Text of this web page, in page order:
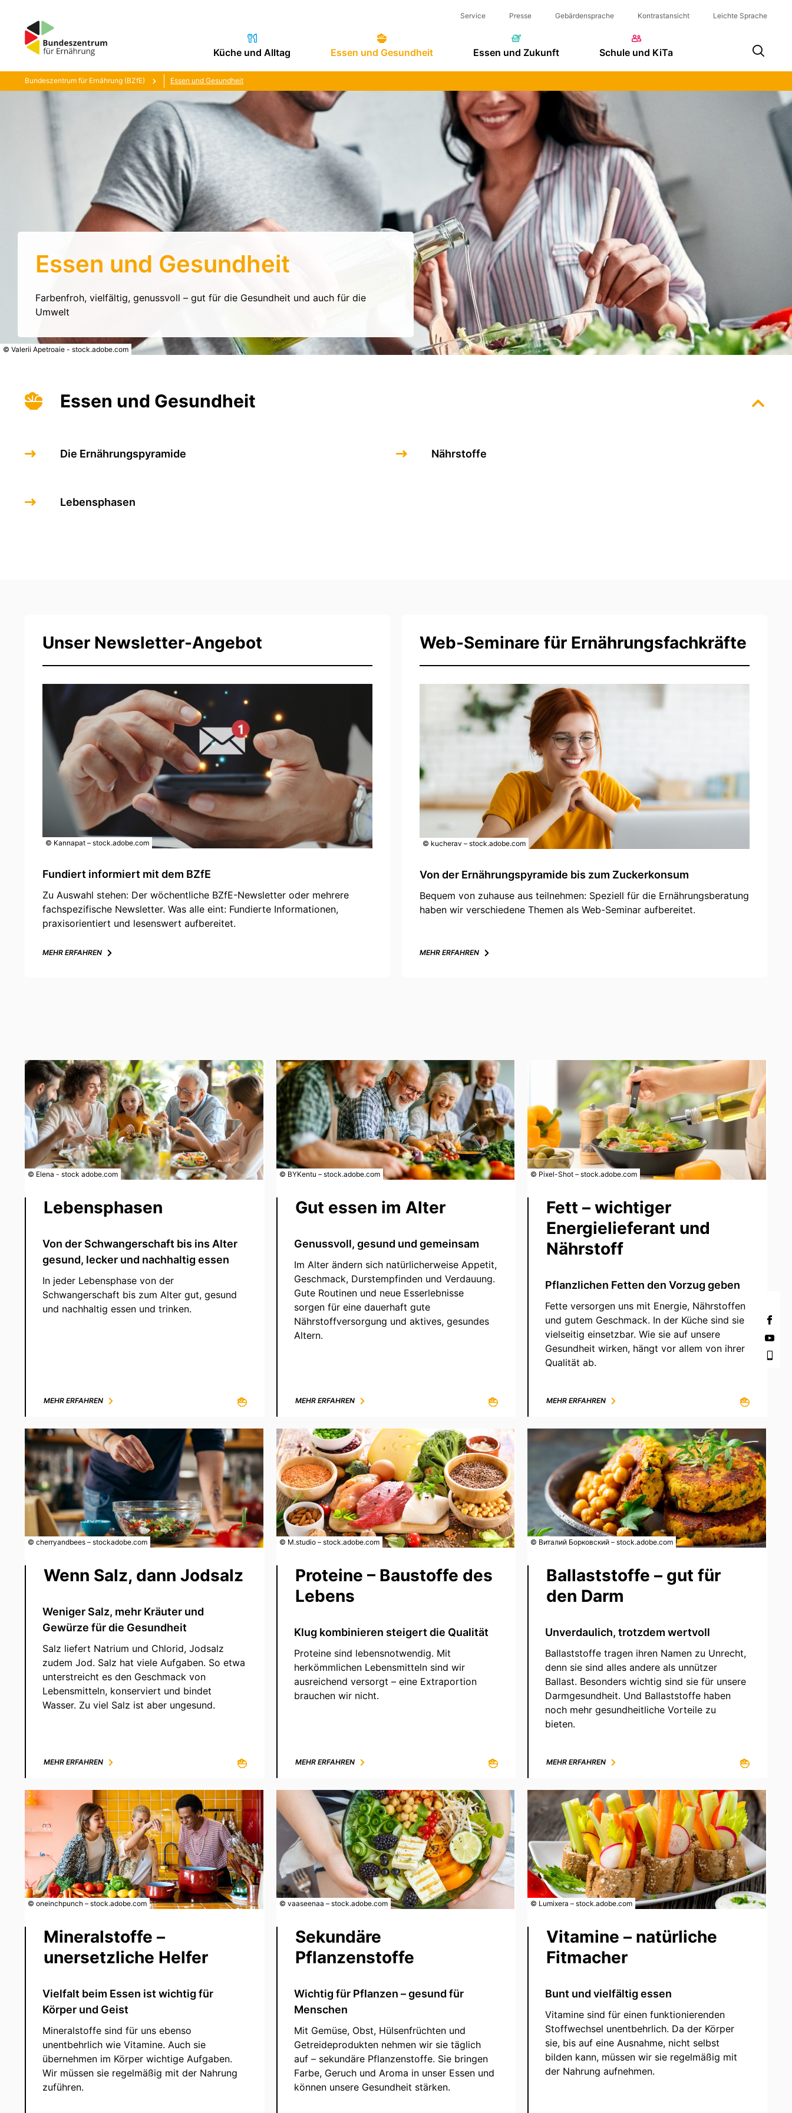
Service Presse Gebärdensprache Kontrastansicht Leichte Sprache
Küche und Alltag Essen und Gesundheit Essen und Zukunft Schule und KiTa
Bundeszentrum für Ernährung (BZfE) Essen und Gesundheit
Essen und Gesundheit
Farbenfroh, vielfältig, genussvoll – gut für die Gesundheit und auch für die
Umwelt
© Valerii Apetroaie - stock.adobe.com
Essen und Gesundheit
Die Ernährungspyramide Nährstoffe
Lebensphasen
© Kannapat – stock.adobe.com
Unser Newsletter-Angebot
Fundiert informiert mit dem BZfE
Zu Auswahl stehen: Der wöchentliche BZfE-Newsletter oder mehrere
fachspezifische Newsletter. Was alle eint: Fundierte Informationen,
praxisorientiert und lesenswert aufbereitet.
MEHR ERFAHREN
© kucherav – stock.adobe.com
Web-Seminare für Ernährungsfachkräfte
Von der Ernährungspyramide bis zum Zuckerkonsum
Bequem von zuhause aus teilnehmen: Speziell für die Ernährungsberatung
haben wir verschiedene Themen als Web-Seminar aufbereitet.
MEHR ERFAHREN
© Elena - stock adobe.com
Lebensphasen
Von der Schwangerschaft bis ins Alter
gesund, lecker und nachhaltig essen
In jeder Lebensphase von der
Schwangerschaft bis zum Alter gut, gesund
und nachhaltig essen und trinken.
MEHR ERFAHREN
© BYKentu – stock.adobe.com
Gut essen im Alter
Genussvoll, gesund und gemeinsam
Im Alter ändern sich natürlicherweise Appetit,
Geschmack, Durstempfinden und Verdauung.
Gute Routinen und neue Esserlebnisse
sorgen für eine dauerhaft gute
Nährstoffversorgung und aktives, gesundes
Altern.
MEHR ERFAHREN
© Pixel-Shot – stock.adobe.com
Fett – wichtiger
Energielieferant und
Nährstoff
Pflanzlichen Fetten den Vorzug geben
Fette versorgen uns mit Energie, Nährstoffen
und gutem Geschmack. In der Küche sind sie
vielseitig einsetzbar. Wie sie auf unsere
Gesundheit wirken, hängt vor allem von ihrer
Qualität ab.
MEHR ERFAHREN
© cherryandbees – stockadobe.com
Wenn Salz, dann Jodsalz
Weniger Salz, mehr Kräuter und
Gewürze für die Gesundheit
Salz liefert Natrium und Chlorid, Jodsalz
zudem Jod. Salz hat viele Aufgaben. So etwa
unterstreicht es den Geschmack von
Lebensmitteln, konserviert und bindet
Wasser. Zu viel Salz ist aber ungesund.
MEHR ERFAHREN
© M.studio – stock.adobe.com
Proteine – Baustoffe des
Lebens
Klug kombinieren steigert die Qualität
Proteine sind lebensnotwendig. Mit
herkömmlichen Lebensmitteln sind wir
ausreichend versorgt – eine Extraportion
brauchen wir nicht.
MEHR ERFAHREN
© Виталий Борковский – stock.adobe.com
Ballaststoffe – gut für
den Darm
Unverdaulich, trotzdem wertvoll
Ballaststoffe tragen ihren Namen zu Unrecht,
denn sie sind alles andere als unnützer
Ballast. Besonders wichtig sind sie für unsere
Darmgesundheit. Und Ballaststoffe haben
noch mehr gesundheitliche Vorteile zu
bieten.
MEHR ERFAHREN
© oneinchpunch – stock.adobe.com
Mineralstoffe –
unersetzliche Helfer
Vielfalt beim Essen ist wichtig für
Körper und Geist
Mineralstoffe sind für uns ebenso
unentbehrlich wie Vitamine. Auch sie
übernehmen im Körper wichtige Aufgaben.
Wir müssen sie regelmäßig mit der Nahrung
zuführen.
© vaaseenaa – stock.adobe.com
Sekundäre
Pflanzenstoffe
Wichtig für Pflanzen – gesund für
Menschen
Mit Gemüse, Obst, Hülsenfrüchten und
Getreideprodukten nehmen wir sie täglich
auf – sekundäre Pflanzenstoffe. Sie bringen
Farbe, Geruch und Aroma in unser Essen und
können unsere Gesundheit stärken.
© Lumixera – stock.adobe.com
Vitamine – natürliche
Fitmacher
Bunt und vielfältig essen
Vitamine sind für einen funktionierenden
Stoffwechsel unentbehrlich. Da der Körper
sie, bis auf eine Ausnahme, nicht selbst
bilden kann, müssen wir sie regelmäßig mit
der Nahrung aufnehmen.